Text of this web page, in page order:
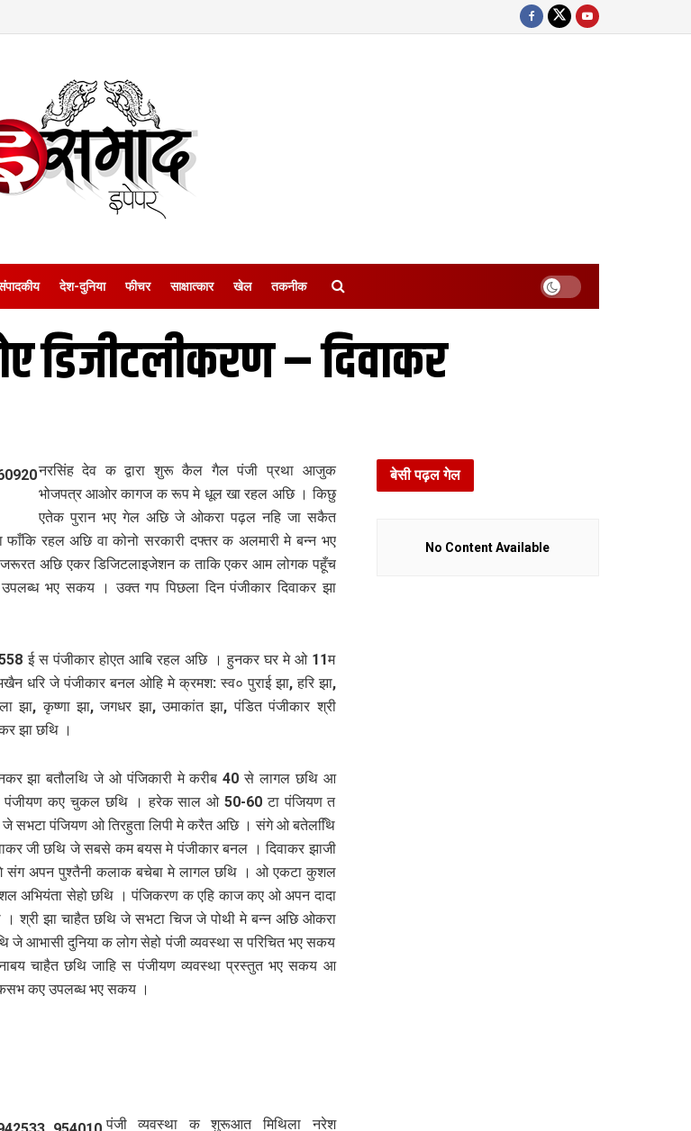
देश-दुनिया फीचर साक्षात्‍कार खेल तकनीक
डिजीटलीकरण – दिवाकर
नरसिंह देव क द्वारा शुरू कैल गैल पंजी प्रथा आजुक
भोजपत्र आओर कागज क रूप मे धूल खा रहल अछि । कि‍छु
एतेक पुरान भए गेल अछि जे ओकरा पढ़ल नहि‍ जा सकैत
रहल अछि वा कोनो सरकारी दफ्तर क अलमारी मे बन्न भए
अछि एकर डिजिटलाइजेशन क ताकि एकर आम लोगक पहूँच
भए सकय । उक्त गप पिछला दिन पंजीकार दिवाकर झा
ई स पंजीकार होएत आबि रहल अछि । हुनकर घर मे ओ 11म
धरि जे पंजीकार बनल ओहि मे क्रमश: स्व० पुराई झा, हरि झा,
झा, कृष्णा झा, जगधर झा, उमाकांत झा, पंडित पंजीकार श्री
झा छथि‍ ।
झा बतौलथि‍ जे ओ पंजिकारी मे करीब 40 से लागल छथि‍ आ
पंजीयण कए चुकल छथि‍ । हरेक साल ओ 50-60 टा पंजियण त
सभटा पंजियण ओ तिरहुता लिपी मे करैत अछि । संगे ओ बतेलथि‍ि‍
जी छथि‍ जे सबसे कम बयस मे पंजीकार बनल । दिवाकर झाजी
संग अपन पुश्तैनी कलाक बचेबा मे लागल छथि‍ । ओ एकटा कुशल
अभि‍यंता सेहो छथि‍ । पंजिकरण क एहि काज कए ओ अपन दादा
। श्री झा चाहैत छथि‍ जे सभटा चिज जे पोथी मे बन्न अछि ओकरा
जे आभासी दुनिया क लोग सेहो पंजी व्यवस्था स परिचित भए सकय
चाहैत छथि‍ जाहि स पंजीयण व्यवस्था प्रस्तुत भए सकय आ
कए उपलब्ध भए सकय ।
पंजी व्यवस्था क शुरूआत मिथि‍ला नरेश
बेसी पढ़ल गेल
No Content Available